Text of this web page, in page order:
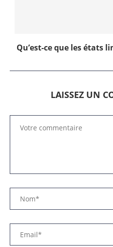
Qu’est-ce que les états
LAISSEZ UN